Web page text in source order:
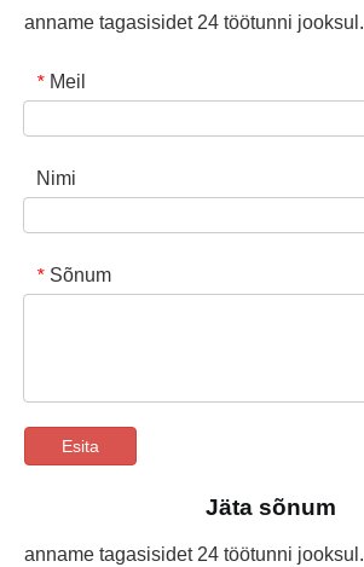
anname tagasisidet 24 töötunni jooksul.
* Meil
Nimi
* Sõnum
Esita
Jäta sõnum
anname tagasisidet 24 töötunni jooksul.